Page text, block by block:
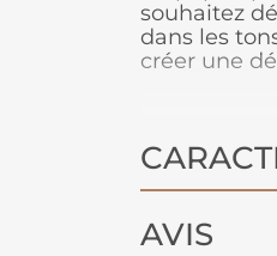
souhaitez
dans les
créer une
l'effet est
AVIS